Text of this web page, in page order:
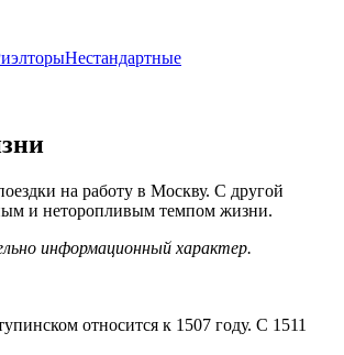
Нестандартные
на работу в Москву. С другой
и неторопливым темпом жизни.
информационный характер.
относится к 1507 году. С 1511